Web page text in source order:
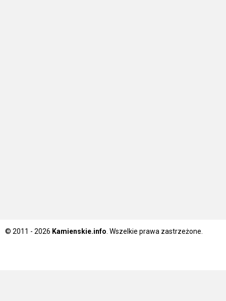
© 2011 - 2026 Kamienskie.info . Wszelkie prawa zastrzeżone.